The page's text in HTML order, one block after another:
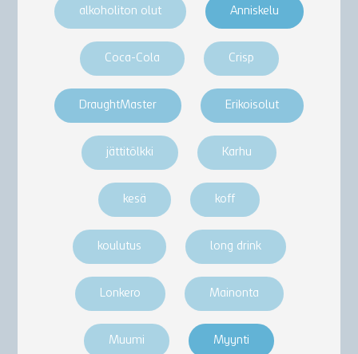
alkoholiton olut Anniskelu
Coca-Cola Crisp
DraughtMaster Erikoisolut
jättitölkki Karhu
kesä koff
koulutus long drink
Lonkero Mainonta
Muumi Myynti